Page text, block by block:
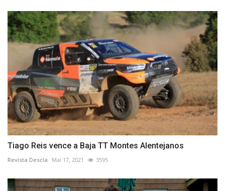
Tiago Reis vence a Baja TT Montes Alentejanos
Revista Descla Mai 17, 2021 3595